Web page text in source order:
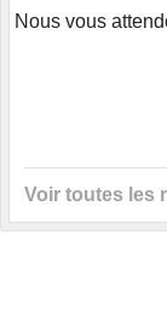
Nous vous
Voir toutes les